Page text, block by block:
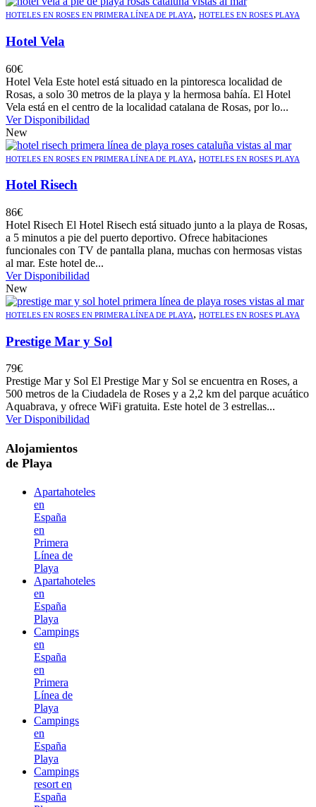
HOTELES EN ROSES EN PRIMERA LÍNEA DE PLAYA, HOTELES EN ROSES PLAYA
Hotel Vela
60€
Hotel Vela Este hotel está situado en la pintoresca localidad de
Rosas, a solo 30 metros de la playa y la hermosa bahía. El Hotel
Vela está en el centro de la localidad catalana de Rosas, por lo...
Ver Disponibilidad
New
HOTELES EN ROSES EN PRIMERA LÍNEA DE PLAYA, HOTELES EN ROSES PLAYA
Hotel Risech
86€
Hotel Risech El Hotel Risech está situado junto a la playa de Rosas,
a 5 minutos a pie del puerto deportivo. Ofrece habitaciones
funcionales con TV de pantalla plana, muchas con hermosas vistas
al mar. Este hotel de...
Ver Disponibilidad
New
HOTELES EN ROSES EN PRIMERA LÍNEA DE PLAYA, HOTELES EN ROSES PLAYA
Prestige Mar y Sol
79€
Prestige Mar y Sol El Prestige Mar y Sol se encuentra en Roses, a
500 metros de la Ciudadela de Roses y a 2,2 km del parque acuático
Aquabrava, y ofrece WiFi gratuita. Este hotel de 3 estrellas...
Ver Disponibilidad
Alojamientos
de Playa
Apartahoteles
en
España
en
Primera
Línea de
Playa
Apartahoteles
en
España
Playa
Campings
en
España
en
Primera
Línea de
Playa
Campings
en
España
Playa
Campings
resort en
España